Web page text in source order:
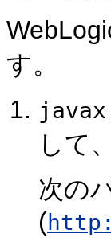
す。
して
次の
(